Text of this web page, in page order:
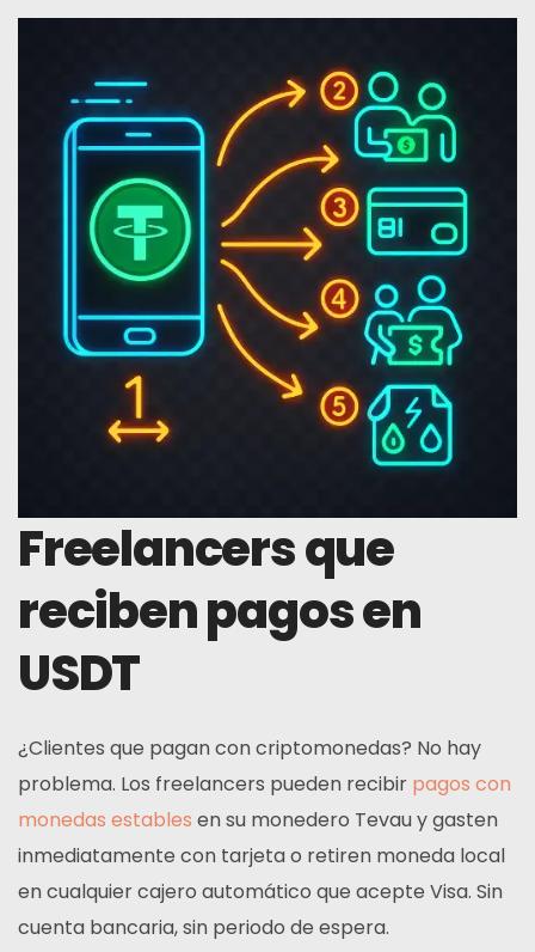
Freelancers que
reciben pagos en
USDT
¿Clientes que pagan con criptomonedas? No hay
problema. Los freelancers pueden recibir pagos con
monedas estables en su monedero Tevau y gasten
inmediatamente con tarjeta o retiren moneda local
en cualquier cajero automático que acepte Visa. Sin
cuenta bancaria, sin periodo de espera.